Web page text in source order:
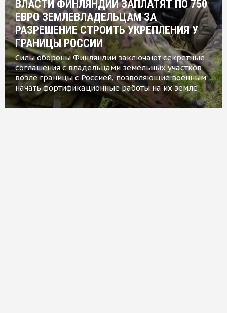
ВЛАСТИ ФИНЛЯНДИИ ЗАПЛАТЯТ ПО 750
ЕВРО ЗЕМЛЕВЛАДЕЛЬЦАМ ЗА
РАЗРЕШЕНИЕ СТРОИТЬ УКРЕПЛЕНИЯ У
ГРАНИЦЫ РОССИИ
Силы обороны Финляндии заключают секретные
соглашения с владельцами земельных участков
возле границы с Россией, позволяющие военным
начать фортификационные работы на их земле